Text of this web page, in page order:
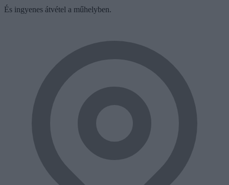
És ingyenes átvétel a műhelyben.